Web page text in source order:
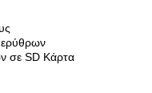
σε SD Κάρτα